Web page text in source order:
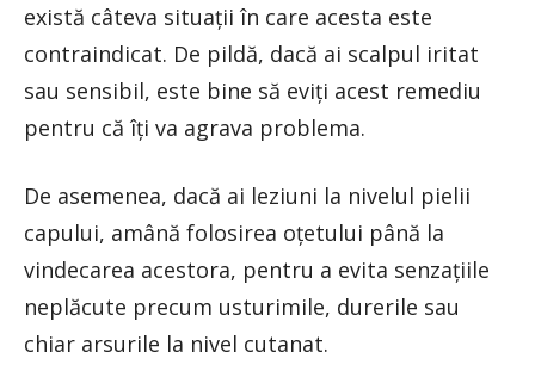
există câteva situații în care acesta este
contraindicat. De pildă, dacă ai scalpul iritat
sau sensibil, este bine să eviți acest remediu
pentru că îți va agrava problema.
De asemenea, dacă ai leziuni la nivelul pielii
capului, amână folosirea oțetului până la
vindecarea acestora, pentru a evita senzațiile
neplăcute precum usturimile, durerile sau
chiar arsurile la nivel cutanat.